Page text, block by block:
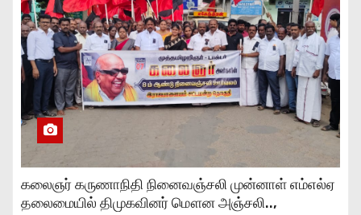
கலைஞர் கருணாநிதி நினைவஞ்சலி முன்னாள் எம்எல்ஏ
தலைமையில் திமுகவினர் மௌன அஞ்சலி..,